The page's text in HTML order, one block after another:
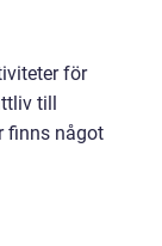
för
till
finns något